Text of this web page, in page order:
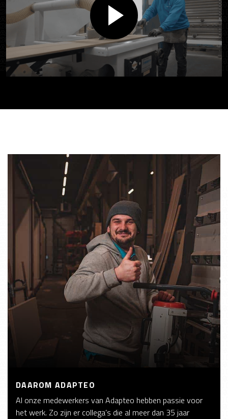
DAAROM ADAPTEO
Al onze medewerkers van Adapteo hebben passie voor
het werk. Zo zijn er collega’s die al meer dan 35 jaar